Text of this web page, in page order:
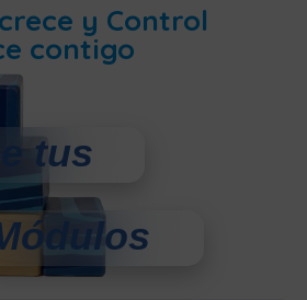
y Control
contigo
tus